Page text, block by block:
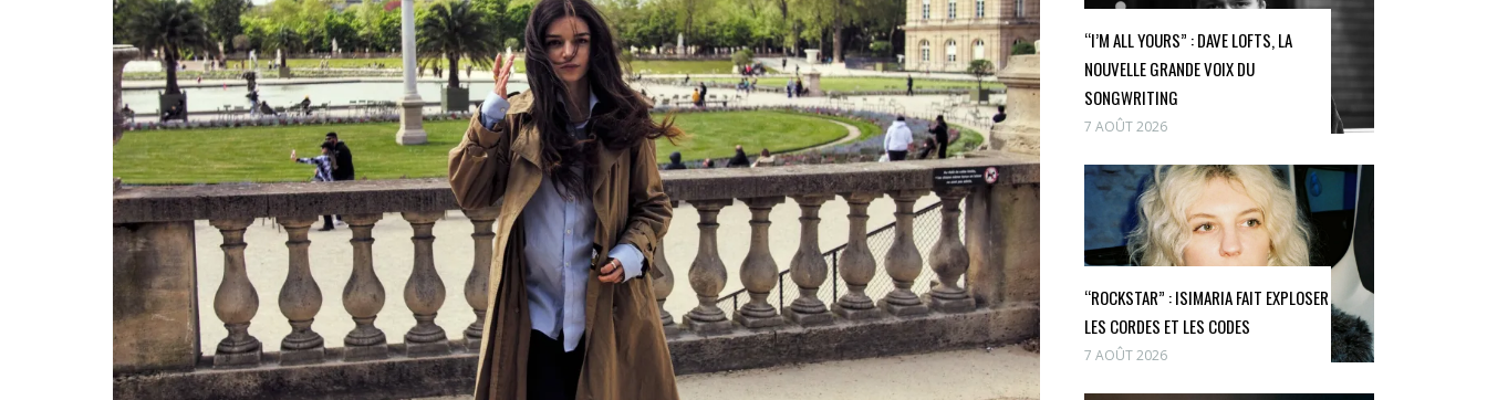
“I’M ALL YOURS” : DAVE LOFTS, LA
NOUVELLE GRANDE VOIX DU
SONGWRITING
7 AOÛT 2026
“ROCKSTAR” : ISIMARIA FAIT EXPLOSER
LES CORDES ET LES CODES
7 AOÛT 2026